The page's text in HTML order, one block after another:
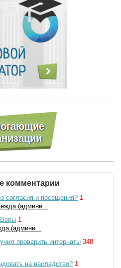
комментарии
согласия и посещения? 1
(админи...
1
(админи...
проверить интернаты 348
на наследство? 1